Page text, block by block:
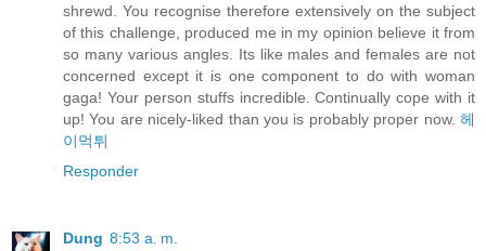
shrewd. You recognise therefore extensively on the subject
of this challenge, produced me in my opinion believe it from
so many various angles. Its like males and females are not
concerned except it is one component to do with woman
gaga! Your person stuffs incredible. Continually cope with it
up! You are nicely-liked than you is probably proper now. 헤
이먹튀
Responder
Dung 8:53 a. m.